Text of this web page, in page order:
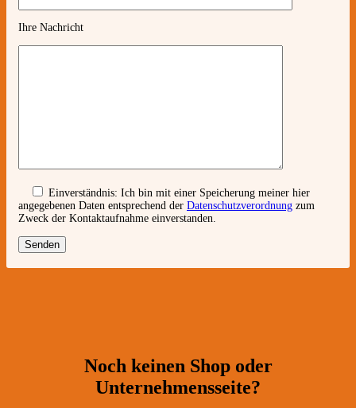
Ihre Nachricht
Einverständnis: Ich bin mit einer Speicherung meiner hier
angegebenen Daten entsprechend der Datenschutzverordnung zum
Zweck der Kontaktaufnahme einverstanden.
Noch keinen Shop oder
Unternehmensseite?